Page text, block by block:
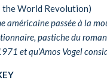
the World Revolution)
américaine passée à la
pastiche du
et qu’Amos Vogel